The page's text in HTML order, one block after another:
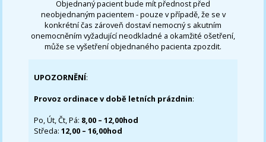
Objednaný pacient bude mít přednost před
neobjednaným pacientem - pouze v případě, že se v
konkrétní čas zároveň dostaví nemocný s akutním
onemocněním vyžadující neodkladné a okamžité ošetření,
může se vyšetření objednaného pacienta zpozdit.
UPOZORNĚNÍ:
Provoz ordinace v době letních prázdnin:
Po, Út, Čt, Pá: 8,00 – 12,00hod
Středa:12,00 – 16,00hod